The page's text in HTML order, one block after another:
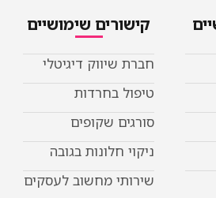
קישורים שימושיים
חברת שיווק דיגיטלי
טיפול בחרדות
סורגים שקופים
ניקוי חלונות בגובה
שירותי מחשוב לעסקים